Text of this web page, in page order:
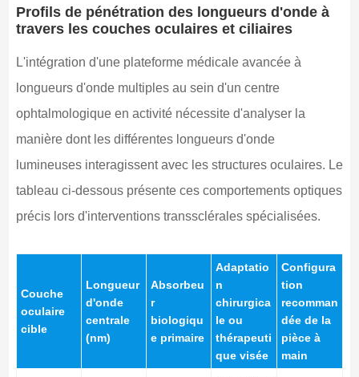
Profils de pénétration des longueurs d'onde à
travers les couches oculaires et ciliaires
L'intégration d'une plateforme médicale avancée à
longueurs d'onde multiples au sein d'un centre
ophtalmologique en activité nécessite d'analyser la
manière dont les différentes longueurs d'onde
lumineuses interagissent avec les structures oculaires. Le
tableau ci-dessous présente ces comportements optiques
précis lors d'interventions transsclérales spécialisées.
Couche
oculaire
cible
Longueur
d'onde
centrale
(nm)
Absorbeu
r
biologiqu
e primaire
Adaptatio
n
chirurgica
le ou
thérapeuti
que visée
Configura
tion
recomman
dée de la
pièce à
main